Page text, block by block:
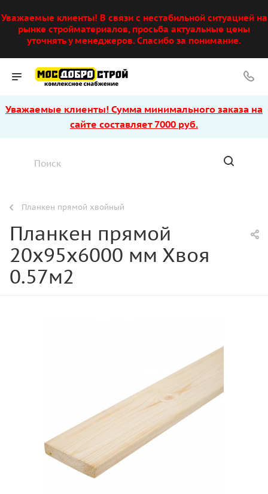
Уважаемые клиенты! В связи с нестабильной ситуацией на
рынке стройматериалов, просьба актуальные цены
уточнять у менеджеров. Спасибо за понимание.
Уважаемые клиенты! Сумма минимального заказа на
сайте составляет 7000 руб.
Планкен прямой хвойный
Планкен прямой
20х95х6000 мм Хвоя
0.57м2